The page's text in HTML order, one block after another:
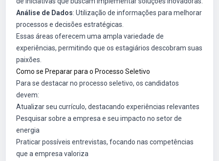
Análise de Dados: Utilização de informações para melhorar
processos e decisões estratégicas.
Essas áreas oferecem uma ampla variedade de
experiências, permitindo que os estagiários descobram suas
paixões.
Como se Preparar para o Processo Seletivo
Para se destacar no processo seletivo, os candidatos
devem:
Atualizar seu currículo, destacando experiências relevantes
Pesquisar sobre a empresa e seu impacto no setor de
energia
Praticar possíveis entrevistas, focando nas competências
que a empresa valoriza